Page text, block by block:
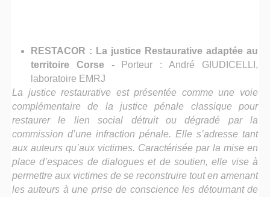
RESTACOR : La justice Restaurative adaptée au
territoire Corse -
Porteur : André GIUDICELLI,
laboratoire EMRJ
La justice restaurative est présentée comme une voie
complémentaire de la justice pénale classique pour
restaurer le lien social détruit ou dégradé par la
commission d’une infraction pénale. Elle s’adresse tant
aux auteurs qu’aux victimes. Caractérisée par la mise en
place d’espaces de dialogues et de soutien, elle vise à
permettre aux victimes de se reconstruire tout en amenant
les auteurs à une prise de conscience les détournant de